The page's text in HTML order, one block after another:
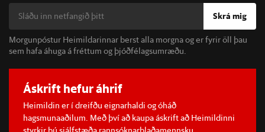
Skrá mig
Morgunpóstur Heimildarinnar berst alla morgna og er fyrir öll þau
sem hafa áhuga á fréttum og þjóðfélagsumræðu.
Áskrift hefur áhrif
Heimildin er í dreifðu eignarhaldi og óháð
hagsmunaaðilum. Með því að kaupa áskrift að Heimildinni